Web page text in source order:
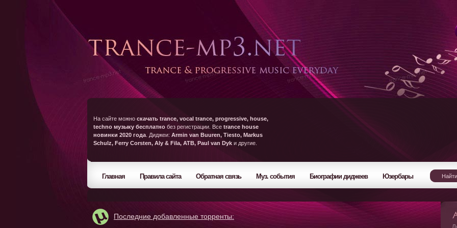
На сайте можно скачать trance, vocal trance, progressive, house,
techno музыку бесплатно без регистрации. Все trance house
новинки 2020 года . Диджеи: Armin van Buuren, Tiesto, Markus
Schulz, Ferry Corsten, Aly & Fila, ATB, Paul van Dyk и другие.
Главная Правила сайта Обратная связь Муз. события Биографии диджеев Юзербары
Последние добавленные торренты: